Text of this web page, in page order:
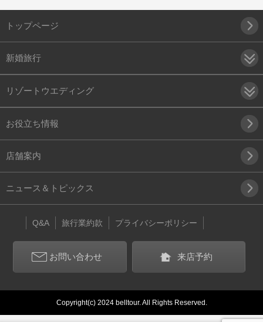
トップページ
新婚旅行
リゾートウエディング
お役立ち情報
店舗案内
ニュース＆トピックス
Q&A 旅行業約款 プライバシーポリシー
お問い合わせ 来店予約
Copyright(c) 2024 belltour. All Rights Reserved.